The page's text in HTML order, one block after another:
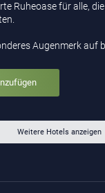
Ruheoase für alle,
Augenmerk auf
Weitere Hotels anzeigen